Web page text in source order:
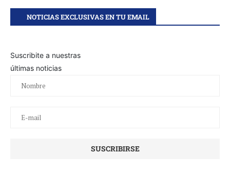
NOTICIAS EXCLUSIVAS EN TU EMAIL
Suscribite a nuestras
últimas noticias